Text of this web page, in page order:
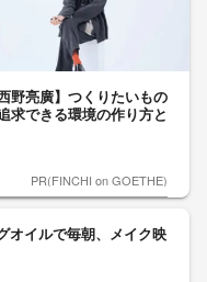
西野亮廣】つくりたいもの
求できる環境の作り方と
PR(FINCHI on GOETHE)
オイルで毎朝、メイク映